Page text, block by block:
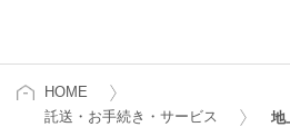
HOME
託送・お手続き・サービス
地